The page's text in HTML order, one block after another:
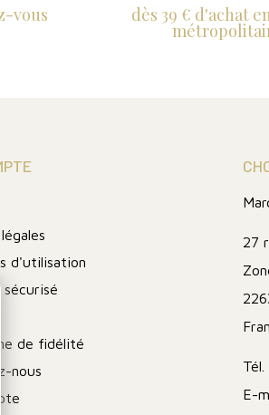
vous dès 39 € d'achat
d'utilisation
sécurisé
de fidélité
nous
27
Tél.
E-